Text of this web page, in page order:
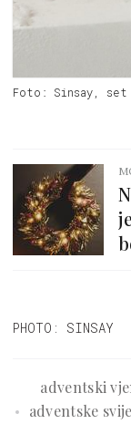
Foto: Sinsay,
PHOTO: SINSAY
adventski
adventske